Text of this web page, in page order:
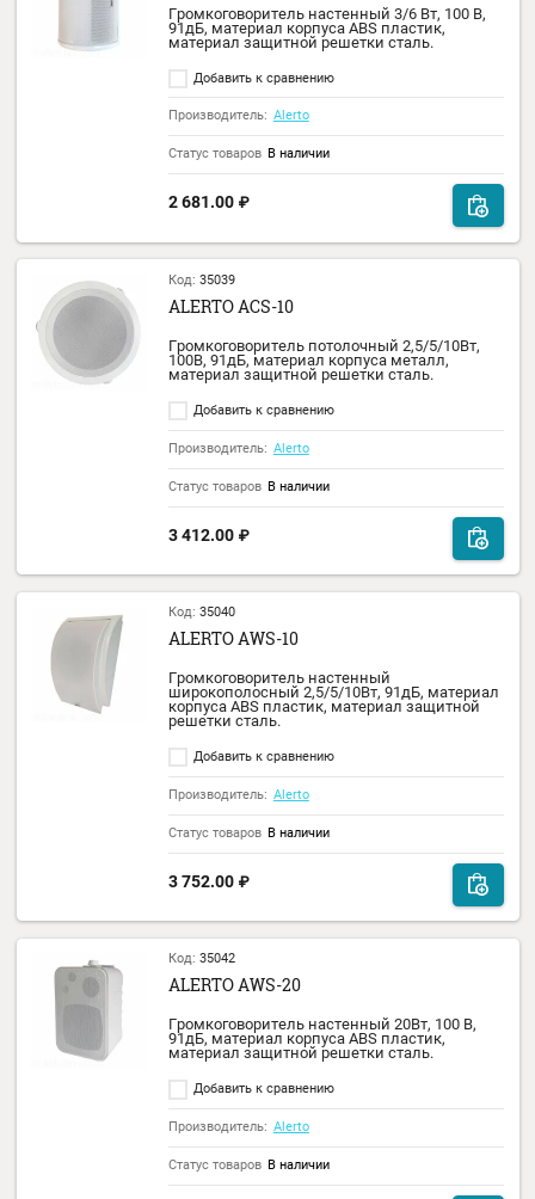
Статус товаров В наличии
2 488.00₽
ALERTO AWS-06
Громкоговоритель настенный 3/6 Вт, 100
91дБ, материал корпуса АВS пластик,
материал защитной решетки сталь.
Производитель: Alerto
Статус товаров В наличии
2 681.00₽
ALERTO ACS-10
100В, 91дБ, материал корпуса металл,
Добавить к сравнению
Статус товаров В наличии
3 412.00 ₽
Код:35040
ALERTO AWS-10
Громкоговоритель настенный
корпуса АВS пластик, материал защитной
решетки сталь.
Добавить к сравнению
Производитель: Alerto
Статус товаров В наличии